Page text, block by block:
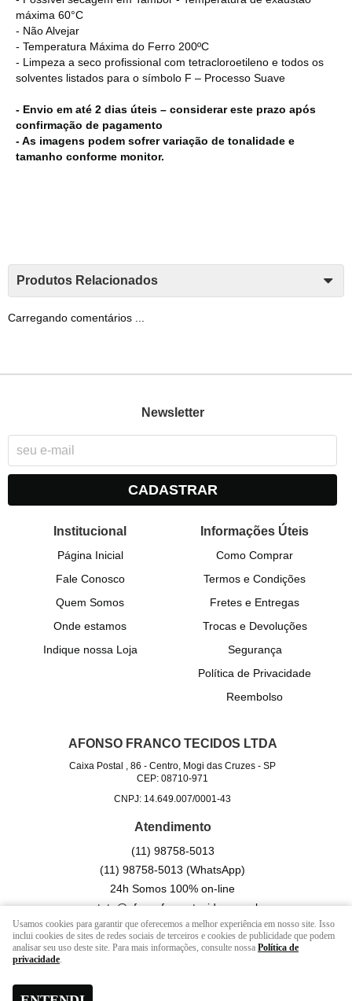
máxima 60°C
- Não Alvejar
- Temperatura Máxima do Ferro 200ºC
- Limpeza a seco profissional com tetracloroetileno e todos os
solventes listados para o símbolo F – Processo Suave
- Envio em até 2 dias úteis – considerar este prazo após
confirmação de pagamento
- As imagens podem sofrer variação de tonalidade e
tamanho conforme monitor.
Produtos Relacionados
Carregando comentários ...
Newsletter
CADASTRAR
Institucional
Página Inicial
Fale Conosco
Quem Somos
Onde estamos
Indique nossa Loja
Informações Úteis
Como Comprar
Termos e Condições
Fretes e Entregas
Trocas e Devoluções
Segurança
Política de Privacidade
Reembolso
AFONSO FRANCO TECIDOS LTDA
Caixa Postal , 86 -Centro, Mogi das Cruzes -SP
CEP: 08710-971
CNPJ: 14.649.007/0001-43
Atendimento
(11) 98758-5013
(11) 98758-5013(WhatsApp)
24h Somos 100% on-line
contato@afonsofrancotecidos.com.br
LOJA VIRTUAL CRIADA POR
Usamos cookies para garantir que oferecemos a melhor experiência em nosso site. Isso
inclui cookies de sites de redes sociais de terceiros e cookies de publicidade que podem
analisar seu uso deste site. Para mais informações, consulte nossa Política de
privacidade.